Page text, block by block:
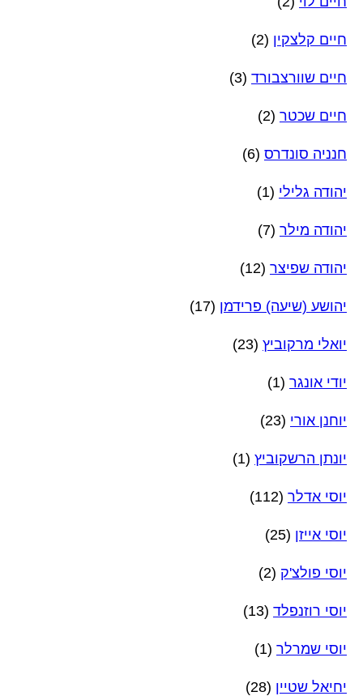
חיים קלצקין (2)
חיים שוורצבורד (3)
חיים שכטר (2)
חנניה סונדרס (6)
יהודה גלילי (1)
יהודה מילר (7)
יהודה שפיצר (12)
יהושע (שיעה) פרידמן (17)
יואלי מרקוביץ (23)
יודי אונגר (1)
יוחנן אורי (23)
יונתן הרשקוביץ (1)
יוסי אדלר (112)
יוסי אייזן (25)
יוסי פולצ'ק (2)
יוסי רוזנפלד (13)
יוסי שמרלר (1)
יחיאל שטיין (28)